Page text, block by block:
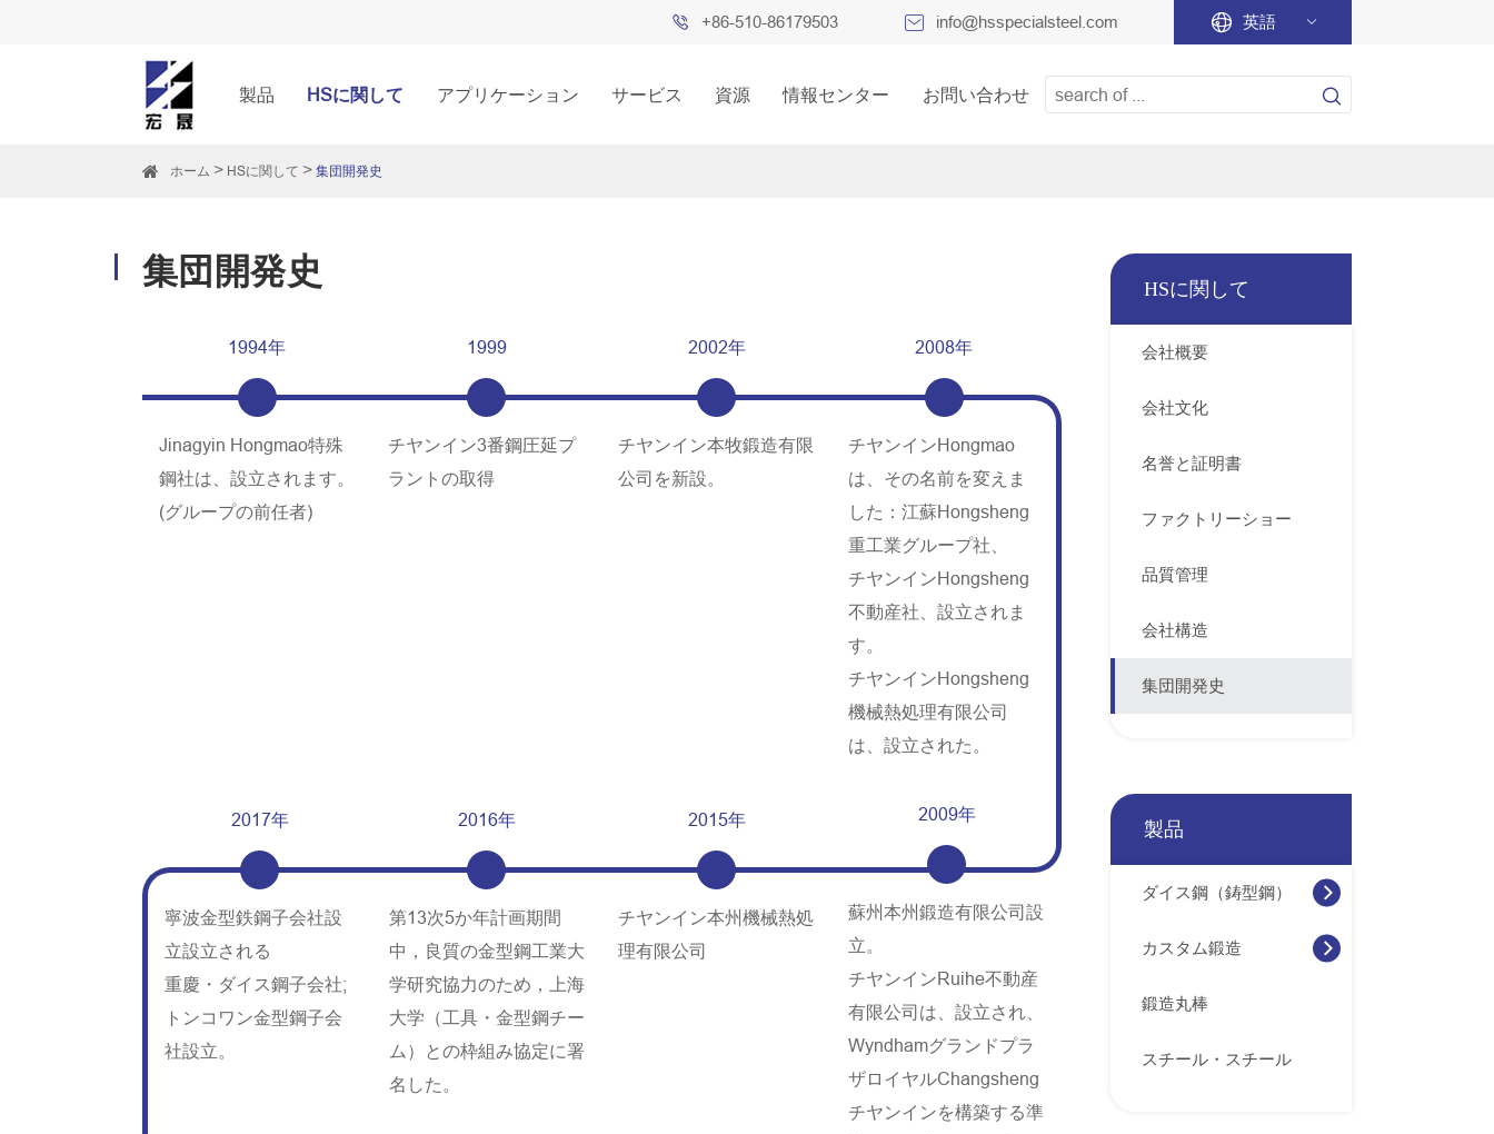
 +86-510-86179503  info@hsspecialsteel.com  英語 
製品 HSに関して アプリケーション サービス 資源 情報センター お問い合わせ 
ホーム HSに関して 集団開発史
集団開発史
1994年
Jinagyin Hongmao特殊
鋼社は、設立されます。
(グループの前任者)
1999
チヤンイン3番鋼圧延プ
ラントの取得
2002年
チヤンイン本牧鍛造有限
公司を新設。
2008年
チヤンインHongmao
は、その名前を変えま
した：江蘇Hongsheng
重工業グループ社、
チヤンインHongsheng
不動産社、設立されま
す。
チヤンインHongsheng
機械熱処理有限公司
は、設立された。
2009年
蘇州本州鍛造有限公司設
立。
チヤンインRuihe不動産
有限公司は、設立され、
Wyndhamグランドプラ
ザロイヤルChangsheng
チヤンインを構築する準
2015年
チヤンイン本州機械熱処
理有限公司
2016年
第13次5か年計画期間
中，良質の金型鋼工業大
学研究協力のため，上海
大学（工具・金型鋼チー
ム）との枠組み協定に署
名した。
2017年
寧波金型鉄鋼子会社設
立設立される
重慶・ダイス鋼子会社;
トンコワン金型鋼子会
社設立。
HSに関して
会社概要
会社文化
名誉と証明書
ファクトリーショー
品質管理
会社構造
集団開発史
製品
ダイス鋼（鋳型鋼）
カスタム鍛造
鍛造丸棒
スチール・スチール